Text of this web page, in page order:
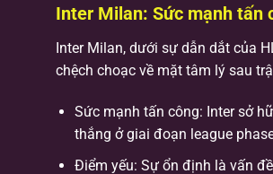
Inter Milan: Sức mạnh tấn
Inter Milan, dưới sự dẫn dắt của
chệch choạc về mặt tâm lý sau
Sức mạnh tấn công: Inter sở
thắng ở giai đoạn league
Điểm yếu: Sự ổn định là vấn